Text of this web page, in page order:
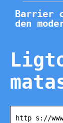
Barrier
den
http s://